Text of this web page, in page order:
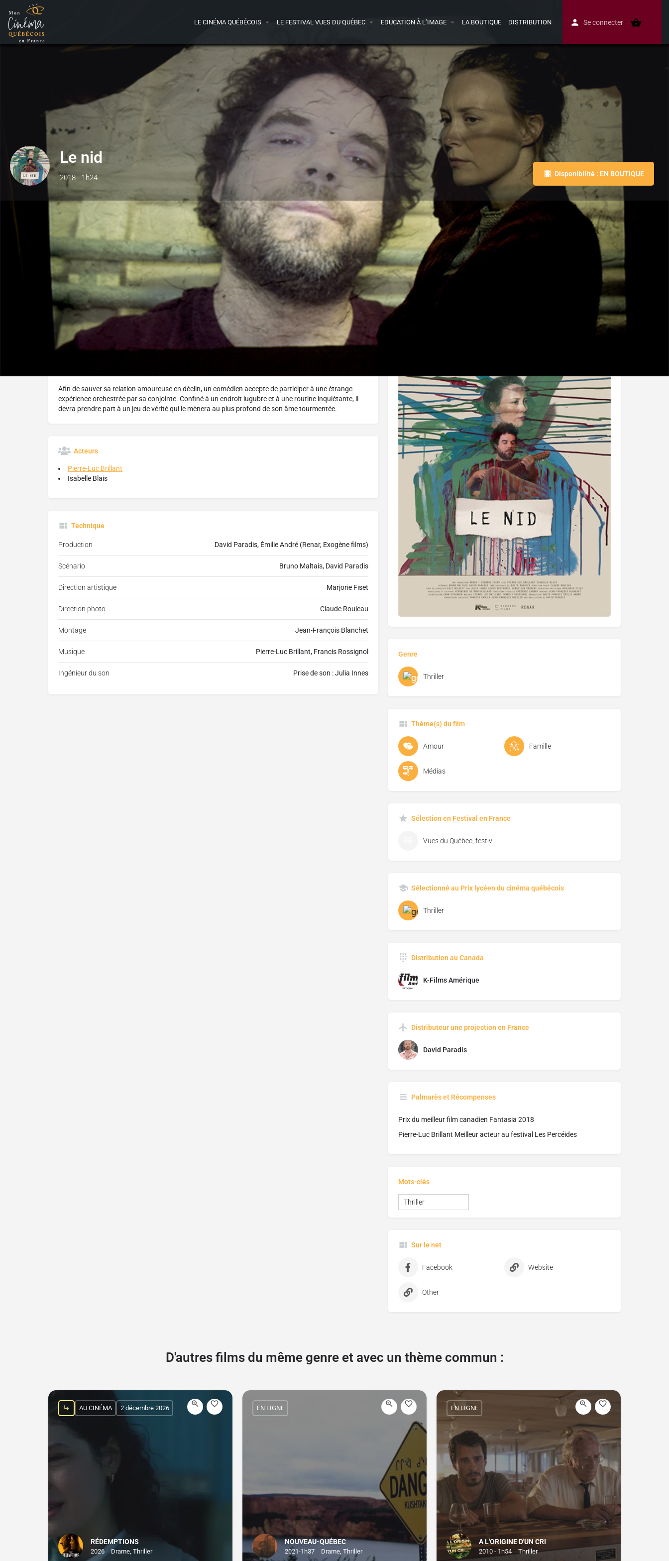
LE CINÉMA QUÉBÉCOIS LE FESTIVAL VUES DU QUÉBEC EDUCATION À L’IMAGE LA BOUTIQUE DISTRIBUTION Se connecter
Le nid
2018 - 1h24 Disponibilité : EN BOUTIQUE
Bande-annonce Presse Acheter le DVD Avis
J'aime Donnez votre avis Partagez
Réalisé par :
David Paradis
Afin de sauver sa relation amoureuse en déclin, un comédien accepte de participer à une étrange
expérience orchestrée par sa conjointe. Confiné à un endroit lugubre et à une routine inquiétante, il
devra prendre part à un jeu de vérité qui le mènera au plus profond de son âme tourmentée.
Acteurs
Pierre-Luc Brillant
Isabelle Blais
Technique
Production David Paradis, Émilie André (Renar, Exogène films)
Scénario Bruno Maltais, David Paradis
Direction artistique Marjorie Fiset
Direction photo Claude Rouleau
Montage Jean-François Blanchet
Musique Pierre-Luc Brillant, Francis Rossignol
Ingénieur du son Prise de son : Julia Innes
Genre
Thriller
Thème(s) du film
Amour Famille
Médias
Sélection en Festival en France
Vues du Québec, festival de cinéma de Florac
Sélectionné au Prix lycéen du cinéma québécois
Thriller
Distribution au Canada
K-Films Amérique
Distributeur une projection en France
David Paradis
Palmarès et Récompenses
Prix du meilleur film canadien Fantasia 2018
Pierre-Luc Brillant Meilleur acteur au festival Les Percéides
Mots-clés
Thriller
Sur le net
Facebook Website
Other
D'autres films du même genre et avec un thème commun :
RÉDEMPTIONS
2026 Drame, Thriller
AU CINÉMA 2 décembre 2026
NOUVEAU-QUÉBEC
2021-1h37 Drame, Thriller
EN LIGNE
A L'ORIGINE D'UN CRI
2010 - 1h54 Thriller
EN LIGNE